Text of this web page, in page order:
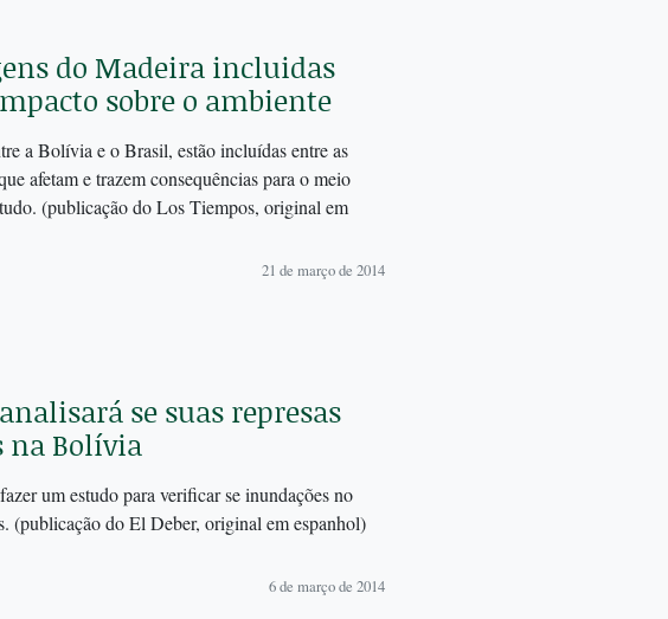
do Madeira incluidas
sobre o ambiente
a Bolívia e o Brasil, estão incluídas entre as
afetam e trazem consequências para o meio
(publicação do Los Tiempos, original em
21 de março de 2014
se suas represas
na Bolívia
um estudo para verificar se inundações no
(publicação do El Deber, original em espanhol)
6 de março de 2014